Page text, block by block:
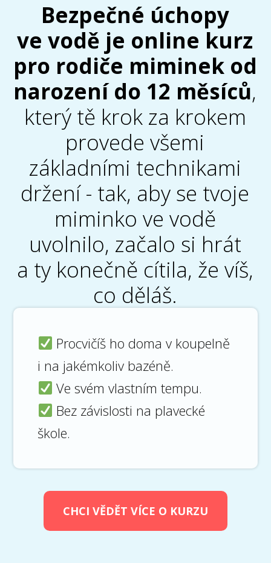
Bezpečné úchopy
ve vodě je online kurz
pro rodiče miminek od
narození do 12 měsíců,
který tě krok za krokem
provede všemi
základními technikami
držení - tak, aby se tvoje
miminko ve vodě
uvolnilo, začalo si hrát
a ty konečně cítila, že víš,
co děláš.
Procvičíš ho doma v koupelně
i na jakémkoliv bazéně.
Ve svém vlastním tempu.
Bez závislosti na plavecké
škole.
CHCI VĚDĚT VÍCE O KURZU